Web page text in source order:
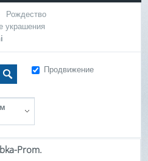
Рождество
украшения
Продвижение
Prom.